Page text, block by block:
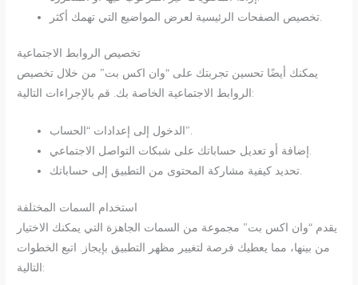
تخصيص الروابط الاجتماعية
يمكنك أيضًا تحسين تجربتك على “وان اكس بت” من خلال تخصيص
الروابط الاجتماعية الخاصة بك. قم بالإجراءات التالية:
الدخول إلى إعدادات “الحساب”.
استخدام السمات المختلفة
يقدم “وان اكس بت” مجموعة من السمات الجاهزة التي يمكنك الاختيار
من بينها، مما يعطيك فرصة لتغيير مظهر التطبيق بإيجاز. اتبع الخطوات
التالية: